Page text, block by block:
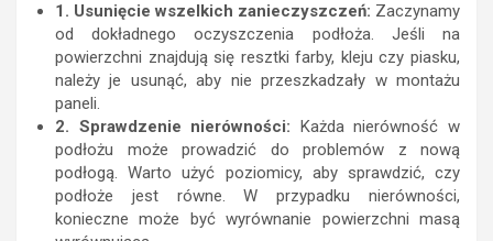
1. Usunięcie wszelkich zanieczyszczeń: Zaczynamy
od dokładnego oczyszczenia podłoża. Jeśli na
powierzchni znajdują się resztki farby, kleju czy piasku,
należy je usunąć, aby nie przeszkadzały w montażu
paneli.
2. Sprawdzenie nierówności: Każda nierówność w
podłożu może prowadzić do problemów z nową
podłogą. Warto użyć poziomicy, aby sprawdzić, czy
podłoże jest równe. W przypadku nierówności,
konieczne może być wyrównanie powierzchni masą